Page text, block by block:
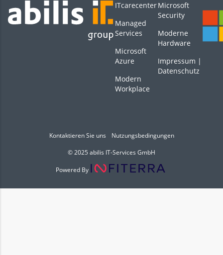
ITcarecenter
Managed
Services
Microsoft
Azure
Modern
Workplace
Microsoft
Security
Moderne
Hardware
Impressum |
Datenschutz
Kontaktieren Sie uns
Nutzungsbedingungen
© 2025 abilis IT-Services GmbH
Powered By